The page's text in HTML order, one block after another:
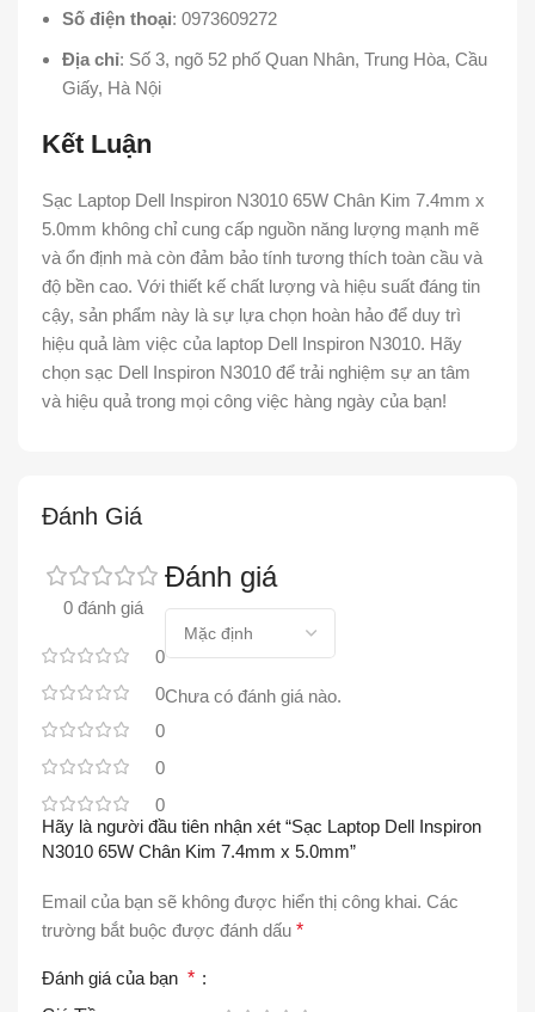
Số điện thoại: 0973609272
Địa chỉ: Số 3, ngõ 52 phố Quan Nhân, Trung Hòa, Cầu
Giấy, Hà Nội
Kết Luận
Sạc Laptop Dell Inspiron N3010 65W Chân Kim 7.4mm x
5.0mm không chỉ cung cấp nguồn năng lượng mạnh mẽ
và ổn định mà còn đảm bảo tính tương thích toàn cầu và
độ bền cao. Với thiết kế chất lượng và hiệu suất đáng tin
cậy, sản phẩm này là sự lựa chọn hoàn hảo để duy trì
hiệu quả làm việc của laptop Dell Inspiron N3010. Hãy
chọn sạc Dell Inspiron N3010 để trải nghiệm sự an tâm
và hiệu quả trong mọi công việc hàng ngày của bạn!
Đánh Giá
0 đánh giá
0
0
0
0
0
Đánh giá
Chưa có đánh giá nào.
Hãy là người đầu tiên nhận xét “Sạc Laptop Dell Inspiron
N3010 65W Chân Kim 7.4mm x 5.0mm”
Email của bạn sẽ không được hiển thị công khai. Các
trường bắt buộc được đánh dấu *
Đánh giá của bạn *